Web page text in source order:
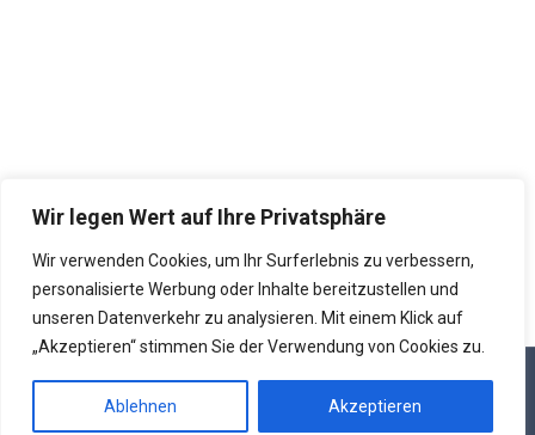
Wir legen Wert auf Ihre Privatsphäre
Wir verwenden Cookies, um Ihr Surferlebnis zu verbessern,
personalisierte Werbung oder Inhalte bereitzustellen und
unseren Datenverkehr zu analysieren. Mit einem Klick auf
„Akzeptieren“ stimmen Sie der Verwendung von Cookies zu.
Ablehnen Akzeptieren
Jobportal – Sanitär Vonadmin 15. April 2026
Mannheim - Website erstellt:
www.strong-shadow.de
> Impressum > Datenschutz